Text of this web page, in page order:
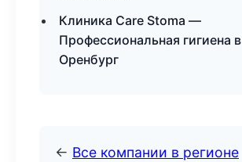
Клиника Care Stoma —
Профессиональная гигиена в
Оренбург
← Все компании в регионе